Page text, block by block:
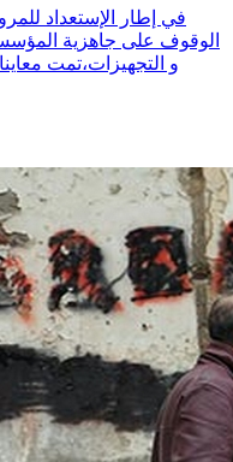
الوقوف على جاهزية
و التجهيزات،تمت